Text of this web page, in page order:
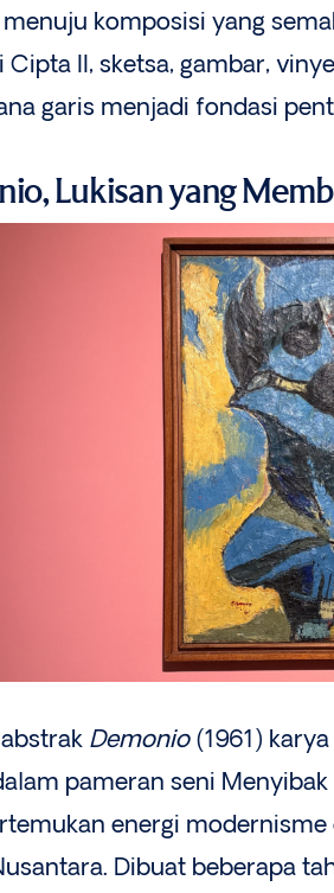
komposisi yang
Cipta II, sketsa, gambar,
garis menjadi fondasi
Lukisan yang
Demonio(1961)
pameran seni Menyibak
energi
Dibuat beberapa